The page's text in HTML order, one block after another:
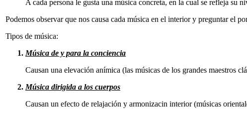
A cada persona le gusta una música concreta, en la cual se refleja su
Podemos observar que nos causa cada música en el interior y preguntar el
Tipos de música:
Música de y para la conciencia
Causan una elevación anímica (las músicas de los grandes maestros
Música dirigida a los cuerpos
Causan un efecto de relajación y armonizacin interior (músicas